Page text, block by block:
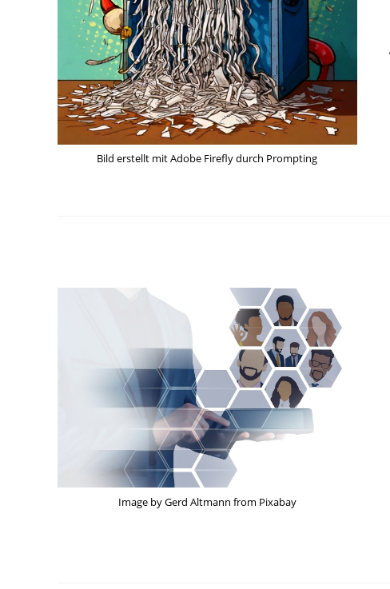
Bild erstellt mit Adobe Firefly durch Prompting
Image by Gerd Altmann from Pixabay